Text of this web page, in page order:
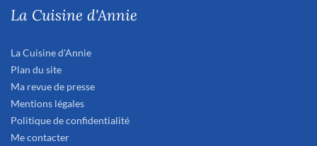
La Cuisine d'Annie
La Cuisine d'Annie
Plan du site
Ma revue de presse
Mentions légales
Politique de confidentialité
Me contacter